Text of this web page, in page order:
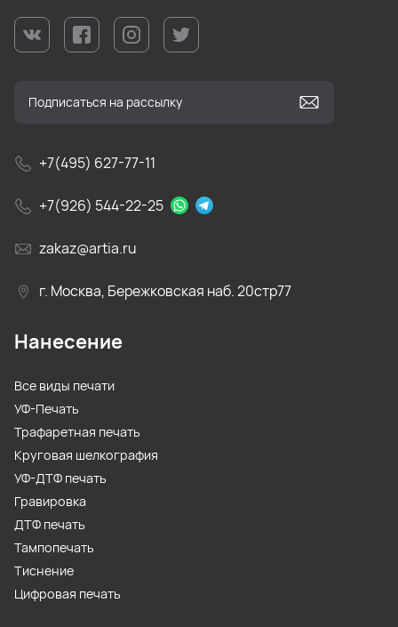
+7(495) 627-77-11
+7(926) 544-22-25
zakaz@artia.ru
г. Москва, Бережковская наб. 20стр77
Нанесение
Все виды печати
УФ-Печать
Трафаретная печать
Круговая шелкография
УФ-ДТФ печать
Гравировка
ДТФ печать
Тампопечать
Тиснение
Цифровая печать